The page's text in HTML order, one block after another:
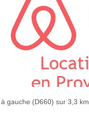
gauche (D660) sur 3,3 km.